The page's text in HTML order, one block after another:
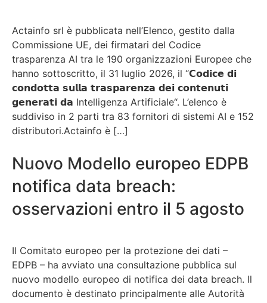
Actainfo srl è pubblicata nell’Elenco, gestito dalla
Commissione UE, dei firmatari del Codice
trasparenza AI tra le 190 organizzazioni Europee che
hanno sottoscritto, il 31 luglio 2026, il “𝗖𝗼𝗱𝗶𝗰𝗲 𝗱𝗶
𝗰𝗼𝗻𝗱𝗼𝘁𝘁𝗮 𝘀𝘂𝗹𝗹𝗮 𝘁𝗿𝗮𝘀𝗽𝗮𝗿𝗲𝗻𝘇𝗮 𝗱𝗲𝗶 𝗰𝗼𝗻𝘁𝗲𝗻𝘂𝘁𝗶
𝗴𝗲𝗻𝗲𝗿𝗮𝘁𝗶 𝗱𝗮 Intelligenza Artificiale“. L’elenco è
suddiviso in 2 parti tra 83 fornitori di sistemi AI e 152
distributori.Actainfo è […]
Nuovo Modello europeo EDPB
notifica data breach:
osservazioni entro il 5 agosto
Il Comitato europeo per la protezione dei dati –
EDPB – ha avviato una consultazione pubblica sul
nuovo modello europeo di notifica dei data breach. Il
documento è destinato principalmente alle Autorità